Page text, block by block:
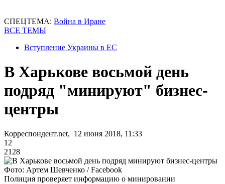
СПЕЦТЕМА: Война в Иране
ВСЕ ТЕМЫ
Вступление Украины в ЕС
В Харькове восьмой день
подряд "минируют" бизнес-
центры
Корреспондент.net, 12 июня 2018, 11:33
12
2128
Фото: Артем Шевченко / Facebook
Полиция проверяет информацию о минировании